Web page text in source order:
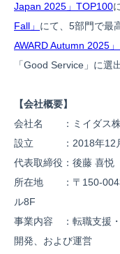
Japan 2025」TOP100
Fall」 にて、5部門で最
AWARD Autumn 2025
「Good Service」に選
【会社概要】
会社名 ：ミイダス株
設立 ：2018年12
代表取締役：後藤 喜悦
所在地 ：〒150-0043
ル8F
事業内容 ：転職支援・
開発、および運営